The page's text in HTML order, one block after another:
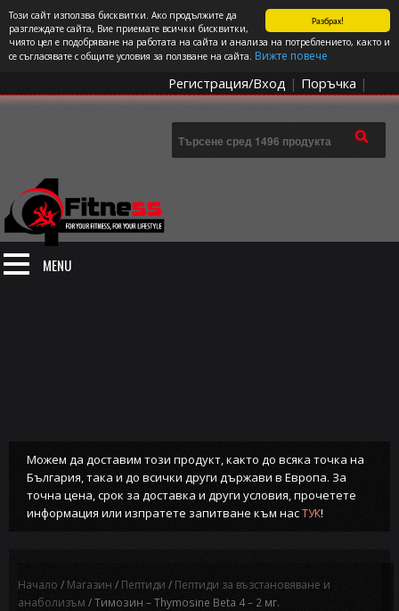
Разбрах!
Този сайт използва бисквитки. Ако продължите да
разглеждате сайта, Вие приемате всички бисквитки,
чиято цел е подобряване на работата на сайта и анализа на потреблението, както и
се съгласявате с общите условия за ползване на сайта. Вижте повече
СПОРТЪТ И ДОБАВКИТЕ КАТО НАЧИН НА ЖИВОТ
0 артикула Цена: 0.00€
Регистрация/Вход | Поръчка |
MENU
Можем да доставим този продукт, както до всяка точка на
България, така и до всички други държави в Европа. За
точна цена, срок за доставка и други условия, прочетете
информация или изпратете запитване към насТУК!
Начало / Магазин / Пептиди / Пептиди за възстановяване и
анаболизъм / Тимозин – Thymosine Beta 4 – 2 мг.